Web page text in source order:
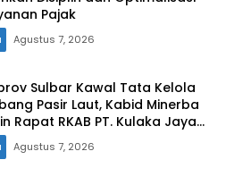
Pajak
Agustus 7, 2026
Sulbar Kawal Tata Kelola
Pasir Laut, Kabid Minerba
Rapat RKAB PT. Kulaka Jaya
Agustus 7, 2026